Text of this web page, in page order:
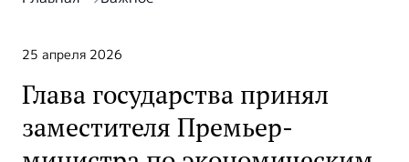
25 апреля 2026
Глава государства принял
заместителя Премьер-